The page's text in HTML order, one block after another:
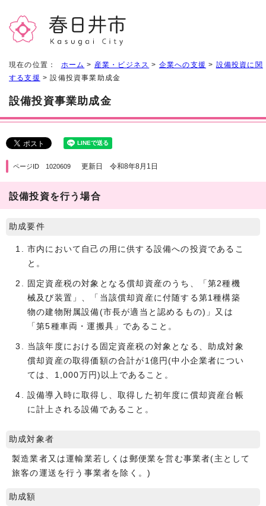
現在の位置： ホーム > 産業・ビジネス > 企業への支援 > 設備投資に関
する支援 > 設備投資事業助成金
設備投資事業助成金
ページID 1020609 更新日 令和8年8月1日
設備投資を行う場合
助成要件
市内において自己の用に供する設備への投資であるこ
と。
固定資産税の対象となる償却資産のうち、「第2種機
械及び装置」、「当該償却資産に付随する第1種構築
物の建物附属設備(市長が適当と認めるもの)」又は
「第5種車両・運搬具」であること。
当該年度における固定資産税の対象となる、助成対象
償却資産の取得価額の合計が1億円(中小企業者につい
ては、1,000万円)以上であること。
設備導入時に取得し、取得した初年度に償却資産台帳
に計上される設備であること。
助成対象者
製造業者又は運輸業若しくは郵便業を営む事業者(主として
旅客の運送を行う事業者を除く。)
助成額